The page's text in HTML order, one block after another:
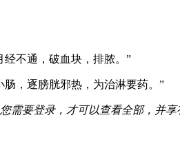
经不通，破血块，排脓。”
肠，逐膀胱邪热，为治淋要药。”
需要登录，才可以查看全部，并